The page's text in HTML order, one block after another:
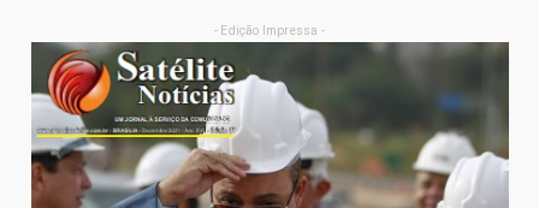
- Edição Impressa -